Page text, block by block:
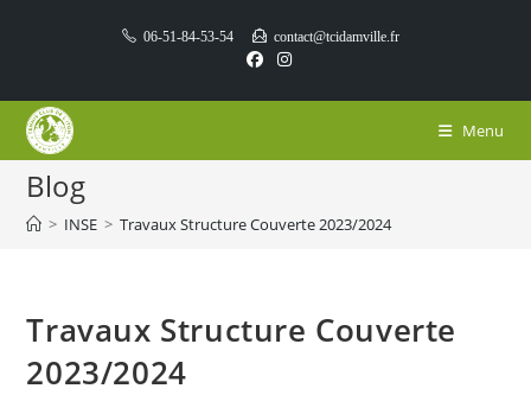
06-51-84-53-54 contact@tcidamville.fr
Menu
Blog
> INSE > Travaux Structure Couverte 2023/2024
Travaux Structure Couverte
2023/2024